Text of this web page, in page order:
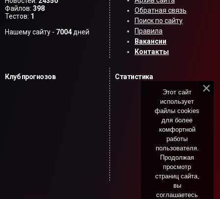
Файлов: 398
Тестов: 1
Нашему сайту - 7004 дней
Обратная связь
Поиск по сайту
Правила
Вакансии
Контакты
Клуб прогнозов Статистика
Этот сайт
использует
файлы cookies
для более
комфортной
работы
пользователя.
Продолжая
просмотр
страниц сайта,
вы
соглашаетесь